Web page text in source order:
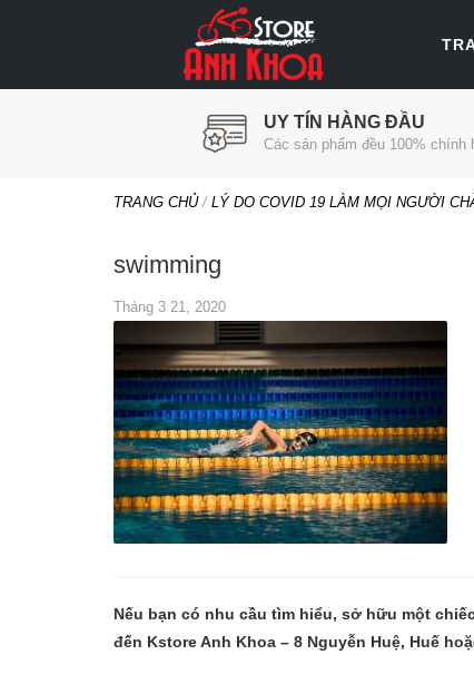
UY TÍN HÀNG ĐẦU
Các sản phẩm đều 100% chính
TRANG CHỦ/ LÝ DO COVID 19 LÀM MỌI NGƯỜI
swimming
Tháng 3 21, 2020
Nếu bạn có nhu cầu tìm hiểu, sở hữu một
đến Kstore Anh Khoa – 8 Nguyễn Huệ, Huế